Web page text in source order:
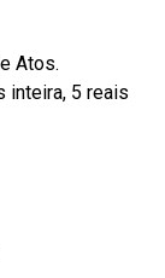
Atos.
inteira, 5 reais